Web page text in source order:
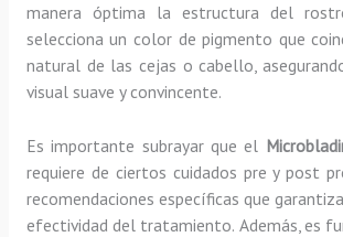
manera óptima la estructura del
selecciona un color de pigmento que
natural de las cejas o cabello,
visual suave y convincente.
Es importante subrayar que el
requiere de ciertos cuidados pre y post
recomendaciones específicas que
efectividad del tratamiento. Además, es